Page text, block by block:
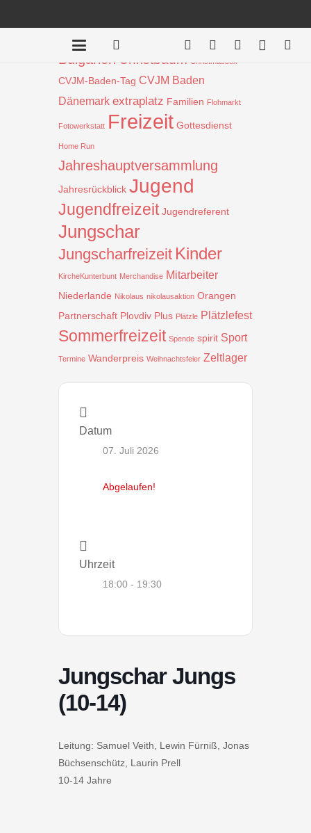
Aktion Badentreff Bauprojekt
Bulgarien Christbaum Christmasbox
CVJM-Baden-Tag CVJM Baden
Dänemark extraplatz Familien Flohmarkt
Fotowerkstatt Freizeit Gottesdienst
Home Run
Jahreshauptversammlung
Jahresrückblick Jugend
Jugendfreizeit Jugendreferent
Jungschar
Jungscharfreizeit Kinder
KircheKunterbunt Merchandise Mitarbeiter
Niederlande Nikolaus nikolausaktion Orangen
Partnerschaft Plovdiv Plus Plätzle Plätzlefest
Sommerfreizeit Spende spirit Sport
Termine Wanderpreis Weihnachtsfeier Zeltlager
Datum
07. Juli 2026
Abgelaufen!
Uhrzeit
18:00 - 19:30
Jungschar Jungs
(10-14)
Leitung: Samuel Veith, Lewin Fürniß, Jonas
Büchsenschütz, Laurin Prell
10-14 Jahre